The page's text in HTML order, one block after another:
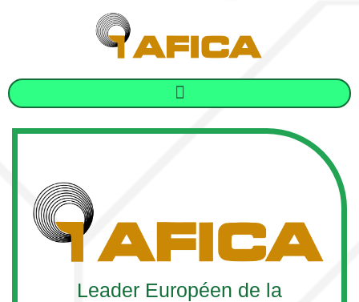
Leader Européen de la